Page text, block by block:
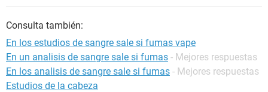
Consulta también:
En los estudios de sangre sale si fumas vape
En un analisis de sangre sale si fumas - Mejores respuestas
En los analisis de sangre sale si fumas - Mejores respuestas
Estudios de la cabeza